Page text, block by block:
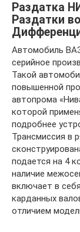
Раздатка
Раздатки
Автомобиль
серийное
Такой
повышенной
автопрома
которой
подробнее
Трансмиссия в
подается на 4
наличие
включает в
карданных
отличием